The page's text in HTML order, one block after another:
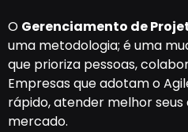
O Gerenciamento de
uma metodologia; é uma
que prioriza pessoas,
Empresas que adotam o
rápido, atender melhor
mercado.